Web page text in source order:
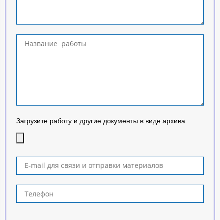
Загрузите работу и другие документы в виде архива